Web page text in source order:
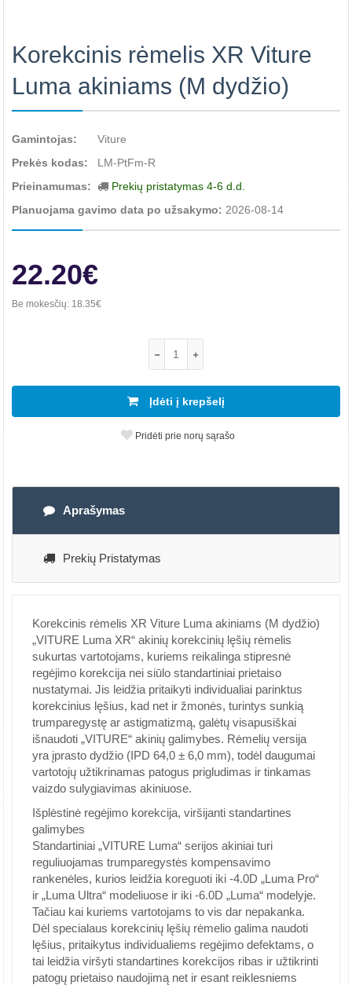
Korekcinis rėmelis XR Viture
Luma akiniams (M dydžio)
Gamintojas:
Viture
Prekės kodas:
LM-PtFm-R
Prieinamumas:
Prekių pristatymas 4-6 d.d.
Planuojama gavimo data po užsakymo: 2026-08-14
22.20€
Be mokesčių: 18.35€
Įdėti į krepšelį
Pridėti prie norų sąrašo
Aprašymas
Prekių Pristatymas
Korekcinis rėmelis XR Viture Luma akiniams (M dydžio)
„VITURE Luma XR“ akinių korekcinių lęšių rėmelis
sukurtas vartotojams, kuriems reikalinga stipresnė
regėjimo korekcija nei siūlo standartiniai prietaiso
nustatymai. Jis leidžia pritaikyti individualiai parinktus
korekcinius lęšius, kad net ir žmonės, turintys sunkią
trumparegystę ar astigmatizmą, galėtų visapusiškai
išnaudoti „VITURE“ akinių galimybes. Rėmelių versija
yra įprasto dydžio (IPD 64,0 ± 6,0 mm), todėl daugumai
vartotojų užtikrinamas patogus prigludimas ir tinkamas
vaizdo sulygiavimas akiniuose.
Išplėstinė regėjimo korekcija, viršijanti standartines
galimybes
Standartiniai „VITURE Luma“ serijos akiniai turi
reguliuojamas trumparegystės kompensavimo
rankenėles, kurios leidžia koreguoti iki -4.0D „Luma Pro“
ir „Luma Ultra“ modeliuose ir iki -6.0D „Luma“ modelyje.
Tačiau kai kuriems vartotojams to vis dar nepakanka.
Dėl specialaus korekcinių lęšių rėmelio galima naudoti
lęšius, pritaikytus individualiems regėjimo defektams, o
tai leidžia viršyti standartines korekcijos ribas ir užtikrinti
patogų prietaiso naudojimą net ir esant reiklesniems